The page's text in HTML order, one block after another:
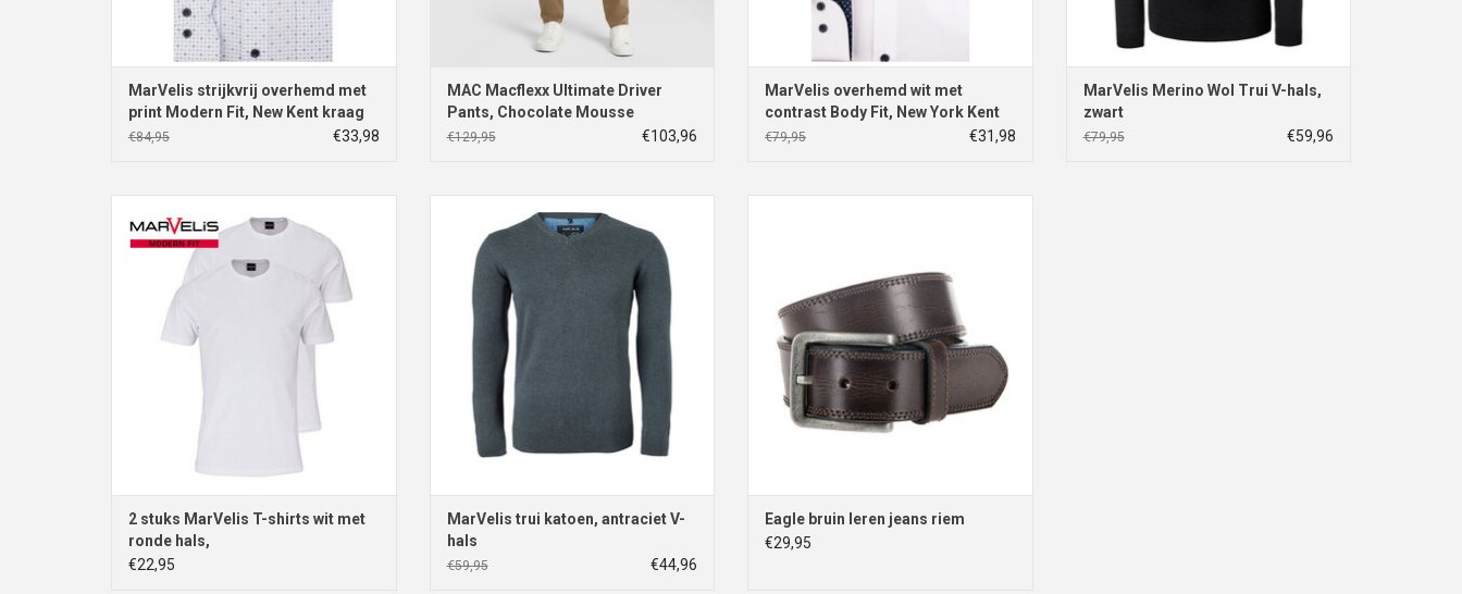
MarVelis strijkvrij overhemd met
print Modern Fit, New Kent kraag
€84,95 €33,98
MAC Macflexx Ultimate Driver
Pants, Chocolate Mousse
€129,95 €103,96
MarVelis overhemd wit met
contrast Body Fit, New York Kent
kraag
€79,95 €31,98
MarVelis Merino Wol Trui V-hals,
zwart
€79,95 €59,96
ronde hals
TOEVOEGEN AAN WINKELWAGEN
2 stuks MarVelis T-shirts wit met
ronde hals,
€22,95
TOEVOEGEN AAN WINKELWAGEN
MarVelis trui katoen, antraciet V-
hals
€59,95 €44,96
Eagle bruin leren jeans riem
€29,95